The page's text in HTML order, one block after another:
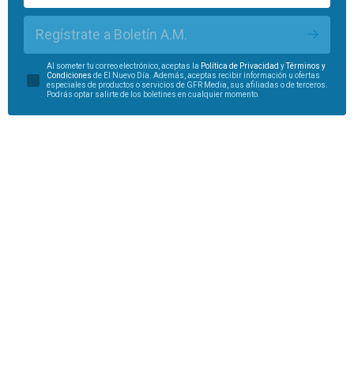
Regístrate a Boletín A.M.
Al someter tu correo electrónico, aceptas la Política de Privacidad yTérminos y
Condiciones de El Nuevo Día. Además, aceptas recibir información u ofertas
especiales de productos o servicios de GFR Media, sus afiliadas o de terceros.
Podrás optar salirte de los boletines en cualquier momento.